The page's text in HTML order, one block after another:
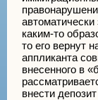
каким-то
то его вернут
аппликанта
внесенного в
внести